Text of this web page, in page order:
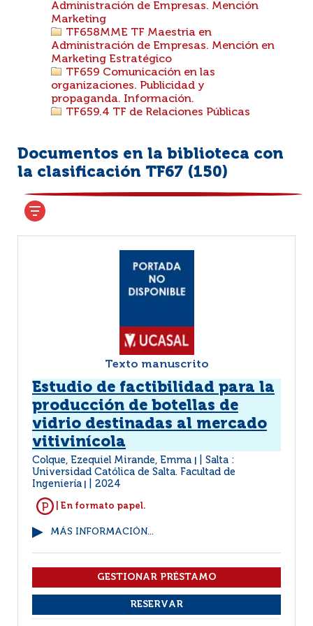
Administración de Empresas. Mención
Marketing
TF658MME TF Maestria en
Administración de Empresas. Mención en
Marketing Estratégico
TF659 Comunicación en las
organizaciones. Publicidad y
propaganda. Información.
TF659.4 TF de Relaciones Públicas
Documentos en la biblioteca con
la clasificación TF67 (150)
Texto manuscrito
Estudio de factibilidad para la
producción de botellas de
vidrio destinadas al mercado
vitivinícola
Colque, Ezequiel Mirande, Emma
Salta :
Universidad Católica de Salta. Facultad de
Ingeniería
2024
| En formato papel.
MÁS INFORMACIÓN...